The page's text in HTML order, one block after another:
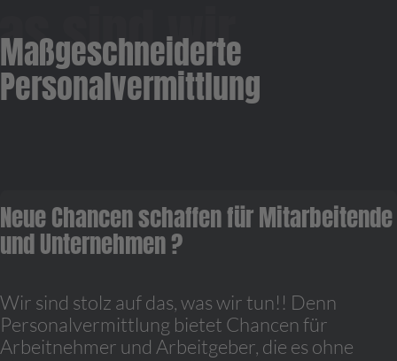
Maßgeschneiderte
Personalvermittlung
Neue Chancen schaffen für Mitarbeitende
und Unternehmen ?
Wir sind stolz auf das, was wir tun!! Denn
Personalvermittlung bietet Chancen für
Arbeitnehmer und Arbeitgeber, die es ohne